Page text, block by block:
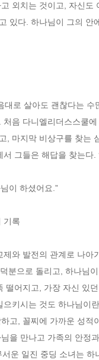
외치는 것이고, 자신
있다. 하나님이 그의
대로 살아도 괜찮다는
음 다니엘리더스스쿨
, 마지막 비상구를 찾는
그들은 해답을 찾는
이 하셨어요.”
기록
와 발전의 관계로 나
분으로 돌리고, 하나님
떨어지고, 가장 자신 있
키시는 것도 하나님
고, 꼴찌에 가까운 성
을 만나고 가족의 안
운 일진 중딩 소녀는